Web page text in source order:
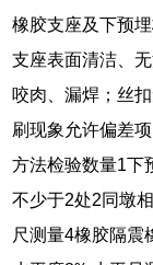
橡胶支座及下预
支座表面清洁、
咬肉、漏焊；丝
刷现象允许偏差
方法检验数量1下
不少于2处2同墩
尺测量4橡胶隔震